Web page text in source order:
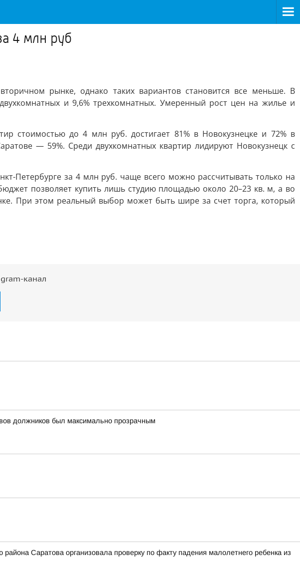
4 млн руб
рынке, однако таких вариантов становится все меньше. В
и 9,6% трехкомнатных. Умеренный рост цен на жилье и
стоимостью до 4 млн руб. достигает 81% в Новокузнецке и 72% в
— 59%. Среди двухкомнатных квартир лидируют Новокузнецк с
Петербурге за 4 млн руб. чаще всего можно рассчитывать только на
позволяет купить лишь студию площадью около 20–23 кв. м, а во
При этом реальный выбор может быть шире за счет торга, который
канал
должников был максимально прозрачным
Саратова организовала проверку по факту падения малолетнего ребенка из